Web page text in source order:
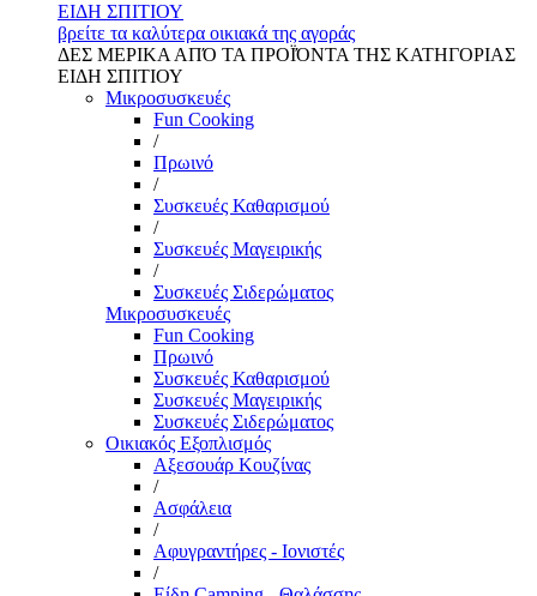
ΕΙΔΗ ΣΠΙΤΙΟΥ
βρείτε τα καλύτερα οικιακά της αγοράς
ΔΕΣ ΜΕΡΙΚΑ ΑΠΌ ΤΑ ΠΡΟΪΌΝΤΑ ΤΗΣ ΚΑΤΗΓΟΡΙΑΣ
ΕΙΔΗ ΣΠΙΤΙΟΥ
Μικροσυσκευές
Fun Cooking
/
Πρωινό
/
Συσκευές Καθαρισμού
/
Συσκευές Μαγειρικής
/
Συσκευές Σιδερώματος
Μικροσυσκευές
Fun Cooking
Πρωινό
Συσκευές Καθαρισμού
Συσκευές Μαγειρικής
Συσκευές Σιδερώματος
Οικιακός Εξοπλισμός
Αξεσουάρ Κουζίνας
/
Ασφάλεια
/
Αφυγραντήρες - Ιονιστές
/